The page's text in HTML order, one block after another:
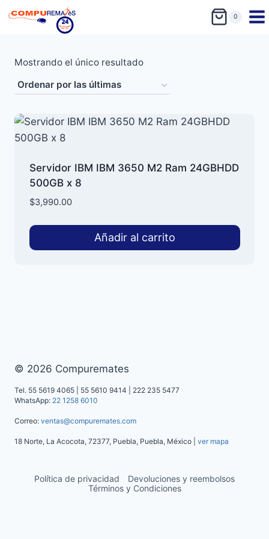
0
Mostrando el único resultado
Servidor IBM IBM 3650 M2 Ram 24GBHDD
500GB x 8
$3,990.00
Añadir al carrito
© 2026 Compuremates
Tel. 55 5619 4065 | 55 5610 9414 | 222 235 5477
WhatsApp: 22 1258 6010
Correo: ventas@compuremates.com
18 Norte, La Acocota, 72377, Puebla, Puebla, México | ver mapa
Política de privacidad
Devoluciones y reembolsos
Términos y Condiciones